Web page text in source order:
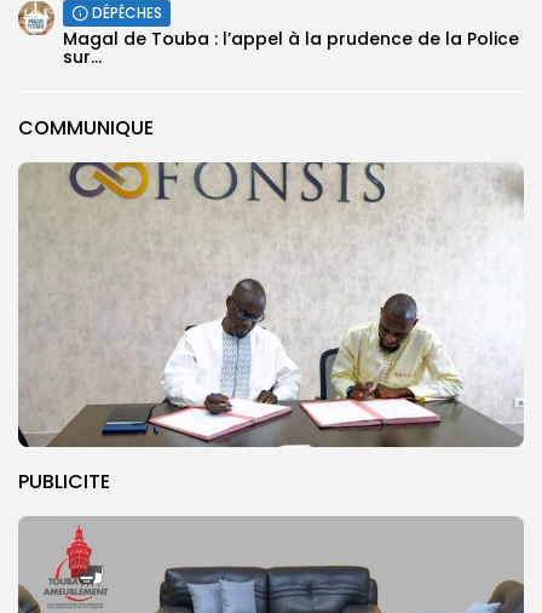
COMMUNIQUE
PUBLICITE
DÉPÊCHES
Magal de Touba : l’appel à la prudence de la Police
sur...